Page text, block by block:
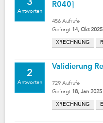
3
Antworten
R040]
456 Aufrufe
Gefragt 14, Okt 2025
XRECHNUNG
2
Antworten
Validierung
729 Aufrufe
Gefragt 18, Jan 2025
XRECHNUNG